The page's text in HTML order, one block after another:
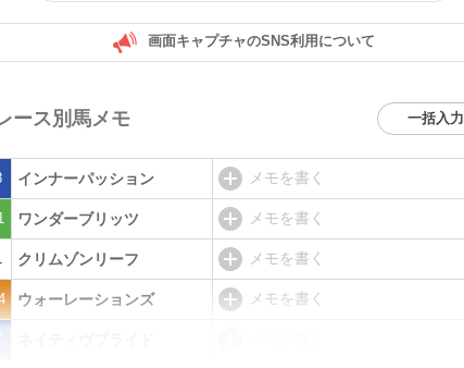
画面キャプチャのSNS利用について
ース別馬メモ 一括入力
インナーパッション メモを書く
ワンダーブリッツ メモを書く
クリムゾンリーフ メモを書く
ウォーレーションズ メモを書く